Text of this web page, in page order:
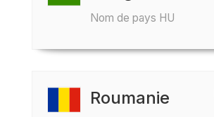
Nom de pays HU
Roumanie